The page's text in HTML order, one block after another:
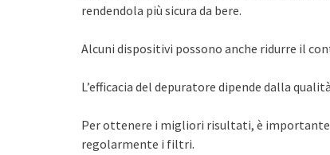
rendendola più sicura da bere.
Alcuni dispositivi possono anche ridurre il
L’efficacia del depuratore dipende dalla
Per ottenere i migliori risultati, è
regolarmente i filtri.